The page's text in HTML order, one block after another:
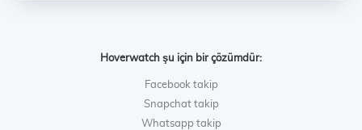
Hoverwatch şu için bir çözümdür:
Facebook takip
Snapchat takip
Whatsapp takip